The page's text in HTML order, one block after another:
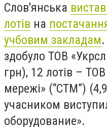
Слов'янська
лотів на
учбовим закладам
здобуло ТОВ
грн), 12 лотів – ТОВ
мережі» (“СТМ”)
учасником
оборудование».